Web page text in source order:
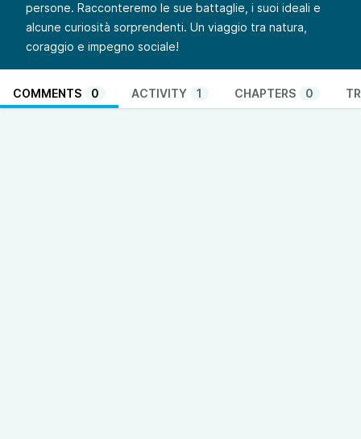
persone. Racconteremo le sue battaglie, i suoi ideali e
alcune curiosità sorprendenti. Un viaggio tra natura,
coraggio e impegno sociale!
COMMENTS 0 ACTIVITY 1 CHAPTERS 0